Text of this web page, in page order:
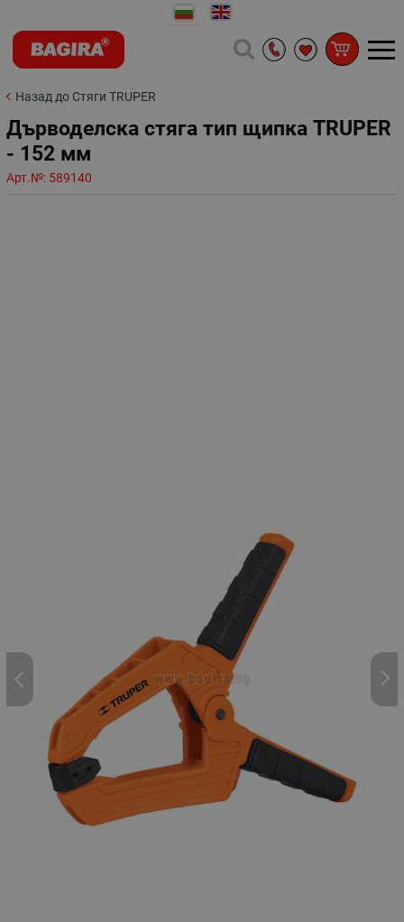
Назад до Стяги TRUPER
Дърводелска стяга тип щипка TRUPER
- 152 мм
Арт.№: 589140